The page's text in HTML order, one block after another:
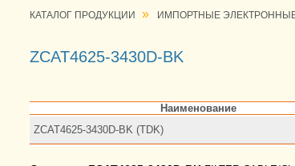
КАТАЛОГ ПРОДУКЦИИ » ИМПОРТНЫЕ
ZCAT4625-3430D-BK
Наименование
ZCAT4625-3430D-BK (TDK)